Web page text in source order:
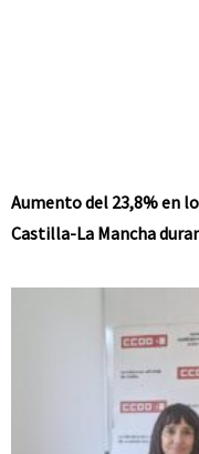
Aumento del 23,8% en
Castilla-La Mancha